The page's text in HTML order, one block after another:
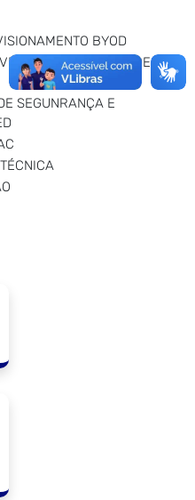
BYOD
DE SAÚDE
SEGUNRANÇA E